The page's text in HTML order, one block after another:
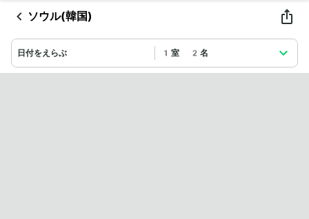
ソウル(韓国)
日付をえらぶ 1室 2名